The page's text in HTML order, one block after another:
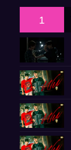
1